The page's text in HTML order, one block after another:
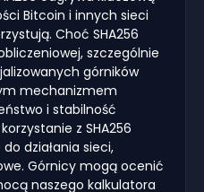
Bitcoin i innych sieci
Choć SHA256
szczególnie
górników
mechanizmem
i stabilność
z SHA256
działania sieci,
Górnicy mogą ocenić
naszego kalkulatora